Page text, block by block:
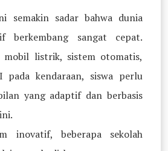
semakin sadar bahwa dunia
berkembang sangat cepat.
mobil listrik, sistem otomatis,
kendaraan, siswa perlu
yang adaptif dan berbasis
inovatif, beberapa sekolah